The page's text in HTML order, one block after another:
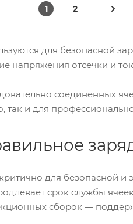
1 2
для безопасной
напряжения отсечки и
соединенных
так и для
для безопасной
срок службы
сборок —